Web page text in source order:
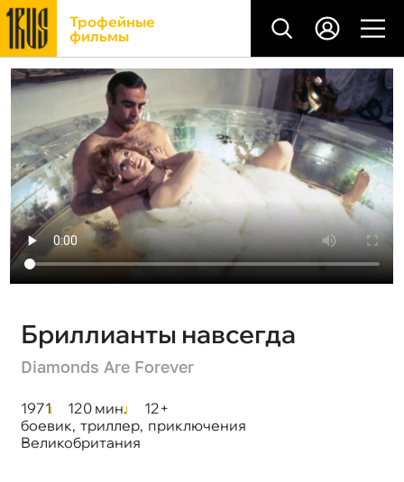
Трофейные
фильмы
Бриллианты навсегда
Diamonds Are Forever
1971 120 мин.
12+
боевик, триллер, приключения
Великобритания